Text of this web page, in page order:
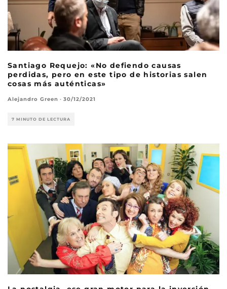
Santiago Requejo: «No defiendo causas
perdidas, pero en este tipo de historias salen
cosas más auténticas»
Alejandro Green · 30/12/2021
7 MINUTO DE LECTURA